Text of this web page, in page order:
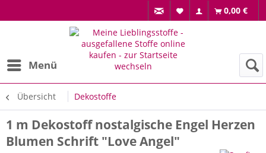
0,00 €
Menü
Übersicht Dekostoffe
1 m Dekostoff nostalgische Engel Herzen
Blumen Schrift "Love Angel"